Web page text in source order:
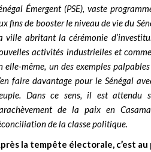
Émergent (PSE), vaste
fins de booster le niveau de vie du
ville abritant la cérémonie
activités industrielles et
elle-même, un des exemples
faire davantage pour le Sénégal
Dans ce sens, il est attendu
de la paix en
de la classe politique.
la tempête électorale, c’est